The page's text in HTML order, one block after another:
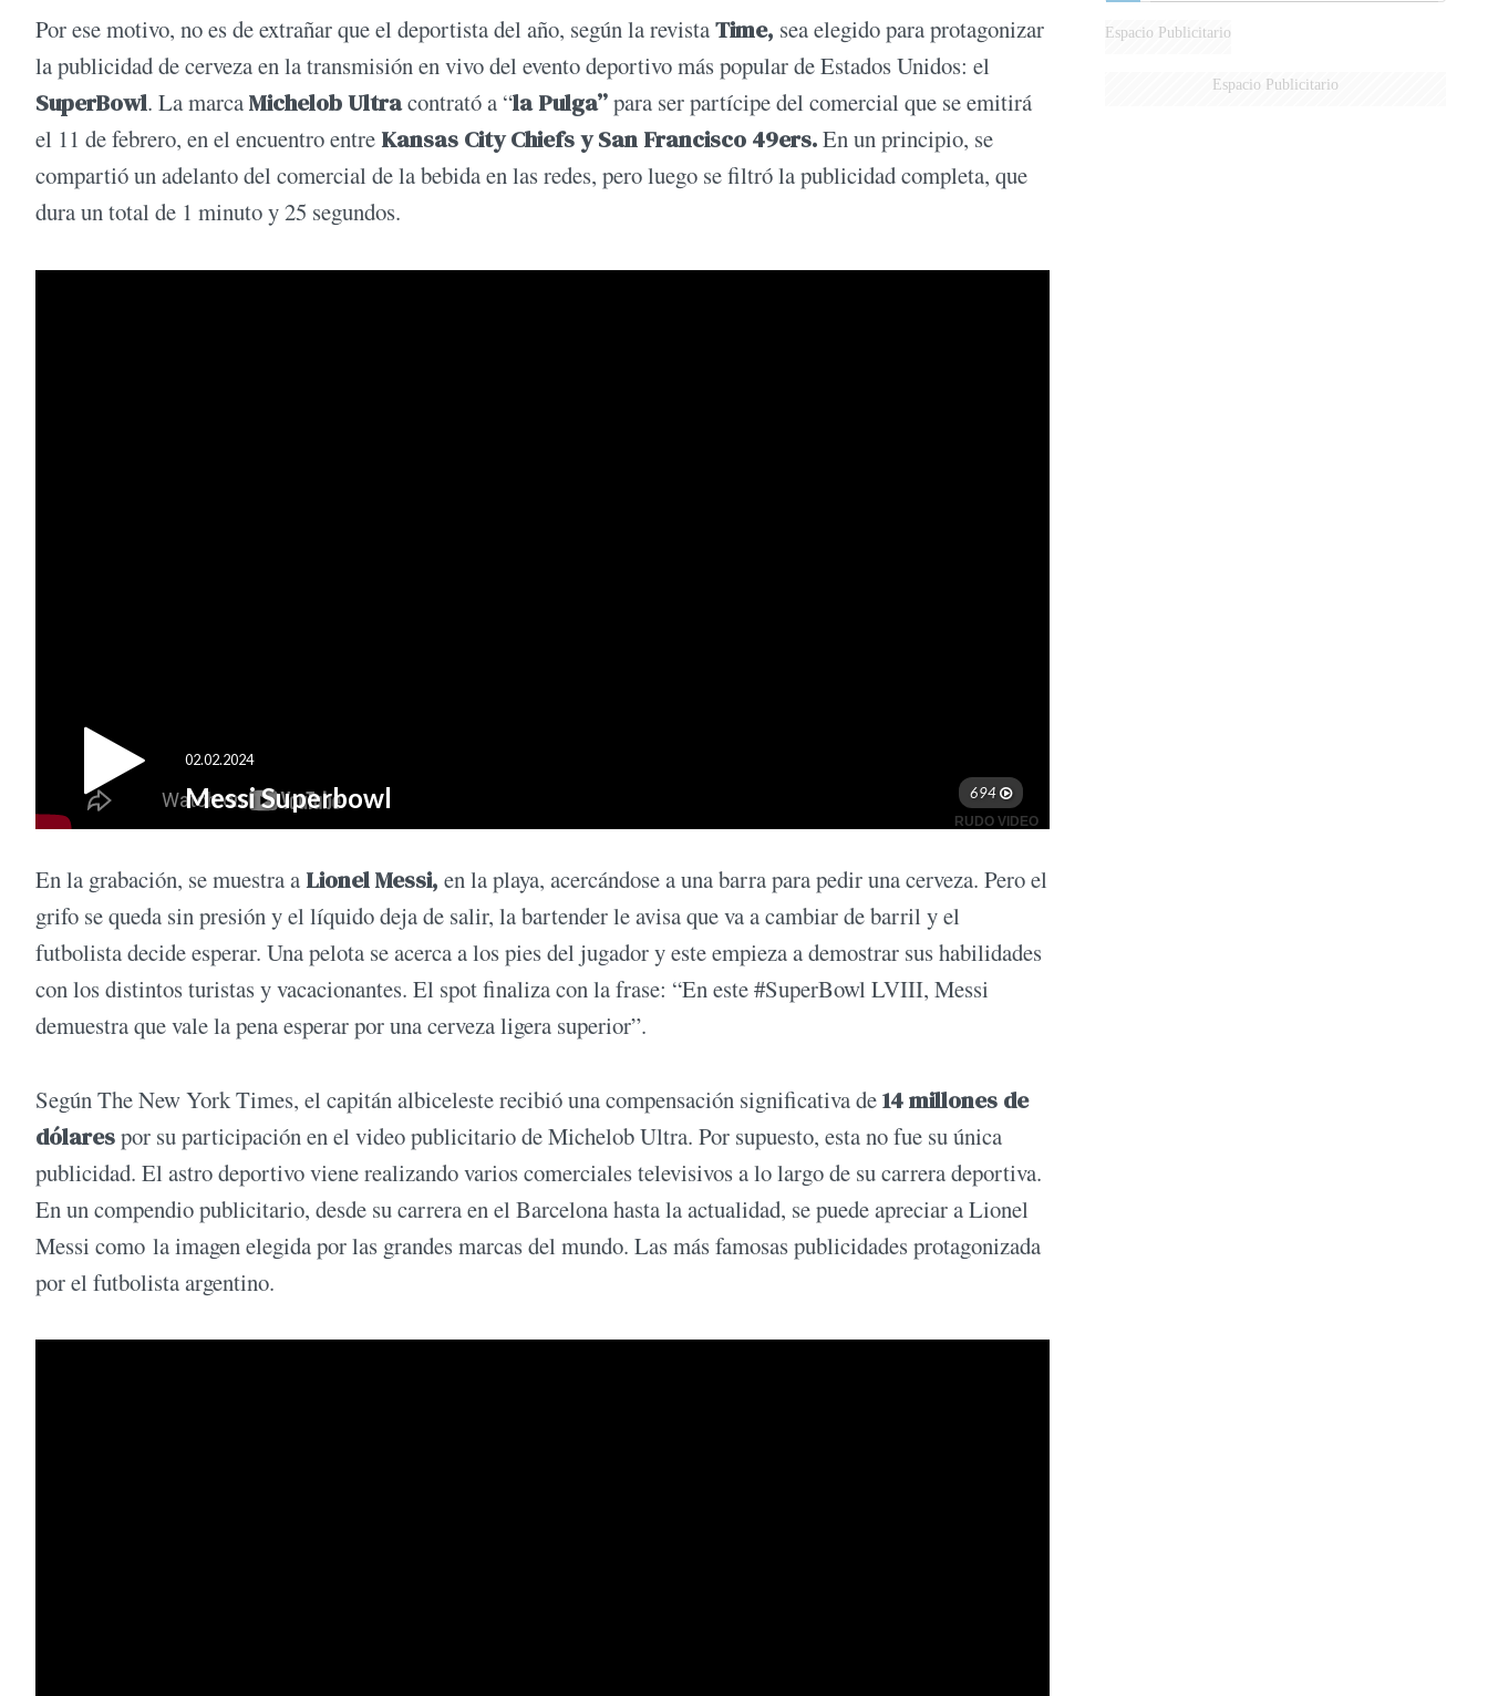
Por ese motivo, no es de extrañar que el deportista del año, según la revistaTime, sea elegido para protagonizar
la publicidad de cerveza en la transmisión en vivo del evento deportivo más popular de Estados Unidos: el
SuperBowl. La marcaMichelob Ultracontrató a “la Pulga”para ser partícipe del comercial que se emitirá
el 11 de febrero, en el encuentro entre Kansas City Chiefs y San Francisco 49ers.En un principio, se
compartió un adelanto del comercial de la bebida en las redes, pero luego se filtró la publicidad completa, que
dura un total de 1 minuto y 25 segundos.
En la grabación, se muestra a Lionel Messi, en la playa, acercándose a una barra para pedir una cerveza. Pero el
grifo se queda sin presión y el líquido deja de salir, la bartender le avisa que va a cambiar de barril y el
futbolista decide esperar. Una pelota se acerca a los pies del jugador y este empieza a demostrar sus habilidades
con los distintos turistas y vacacionantes. El spot finaliza con la frase: “En este #SuperBowl LVIII, Messi
demuestra que vale la pena esperar por una cerveza ligera superior”.
Según The New York Times, el capitán albiceleste recibió una compensación significativa de14 millones de
dólarespor su participación en el video publicitario de Michelob Ultra. Por supuesto, esta no fue su única
publicidad. El astro deportivo viene realizando varios comerciales televisivos a lo largo de su carrera deportiva.
En un compendio publicitario, desde su carrera en el Barcelona hasta la actualidad, se puede apreciar a Lionel
Messi como la imagen elegida por las grandes marcas del mundo. Las más famosas publicidades protagonizada
por el futbolista argentino.
Espacio Publicitario
Espacio Publicitario